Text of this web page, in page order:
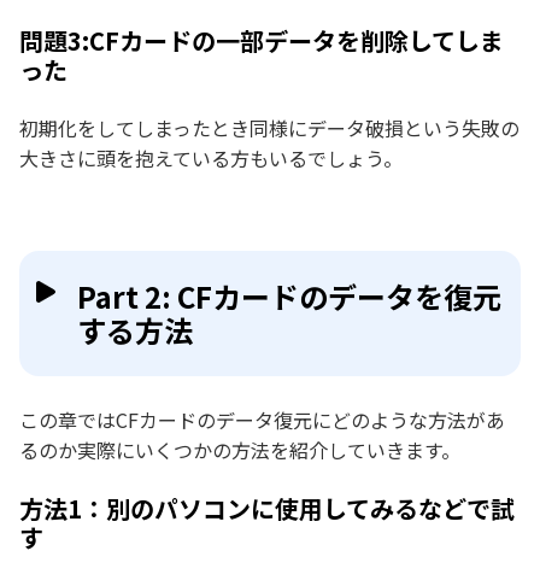
問題3:CFカードの一部データを削除してしま
った
初期化をしてしまったとき同様にデータ破損という失敗の
大きさに頭を抱えている方もいるでしょう。
Part 2: CFカードのデータを復元
する方法
この章ではCFカードのデータ復元にどのような方法があ
るのか実際にいくつかの方法を紹介していきます。
方法1：別のパソコンに使用してみるなどで試
す